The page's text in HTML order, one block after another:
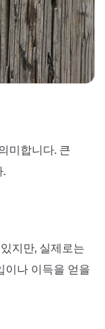
미합니다. 큰
.
지만, 실제로는
이나 이득을 얻을